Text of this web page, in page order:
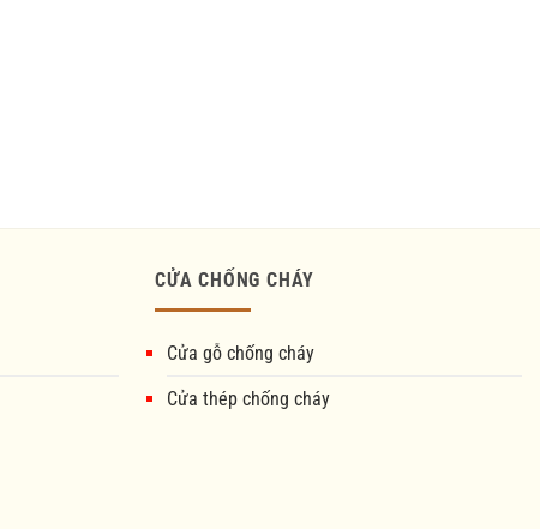
CỬA CHỐNG CHÁY
Cửa gỗ chống cháy
Cửa thép chống cháy